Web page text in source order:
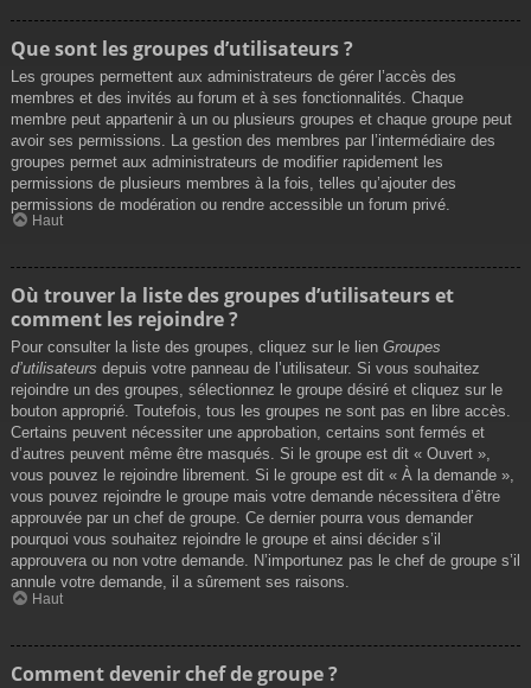
Que sont les groupes d’utilisateurs ?
Les groupes permettent aux administrateurs de gérer l’accès des
membres et des invités au forum et à ses fonctionnalités. Chaque
membre peut appartenir à un ou plusieurs groupes et chaque groupe peut
avoir ses permissions. La gestion des membres par l’intermédiaire des
groupes permet aux administrateurs de modifier rapidement les
permissions de plusieurs membres à la fois, telles qu’ajouter des
permissions de modération ou rendre accessible un forum privé.
Haut
Où trouver la liste des groupes d’utilisateurs et
comment les rejoindre ?
Pour consulter la liste des groupes, cliquez sur le lien Groupes
d’utilisateurs depuis votre panneau de l’utilisateur. Si vous souhaitez
rejoindre un des groupes, sélectionnez le groupe désiré et cliquez sur le
bouton approprié. Toutefois, tous les groupes ne sont pas en libre accès.
Certains peuvent nécessiter une approbation, certains sont fermés et
d’autres peuvent même être masqués. Si le groupe est dit « Ouvert »,
vous pouvez le rejoindre librement. Si le groupe est dit « À la demande »,
vous pouvez rejoindre le groupe mais votre demande nécessitera d’être
approuvée par un chef de groupe. Ce dernier pourra vous demander
pourquoi vous souhaitez rejoindre le groupe et ainsi décider s’il
approuvera ou non votre demande. N’importunez pas le chef de groupe s’il
annule votre demande, il a sûrement ses raisons.
Haut
Comment devenir chef de groupe ?